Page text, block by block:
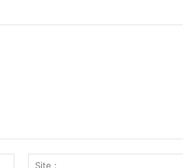
Email